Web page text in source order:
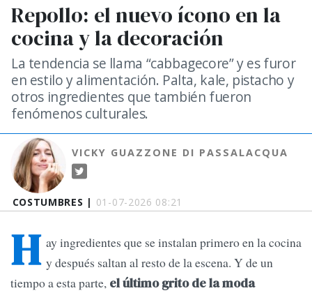
COSTUMBRES | 01-07-2026 08:21
Repollo: el nuevo ícono en la
cocina y la decoración
La tendencia se llama “cabbagecore” y es furor
en estilo y alimentación. Palta, kale, pistacho y
otros ingredientes que también fueron
fenómenos culturales.
VICKY GUAZZONE DI PASSALACQUA
H ay ingredientes que se instalan primero en la cocina
y después saltan al resto de la escena. Y de un
tiempo a esta parte, el último grito de la moda